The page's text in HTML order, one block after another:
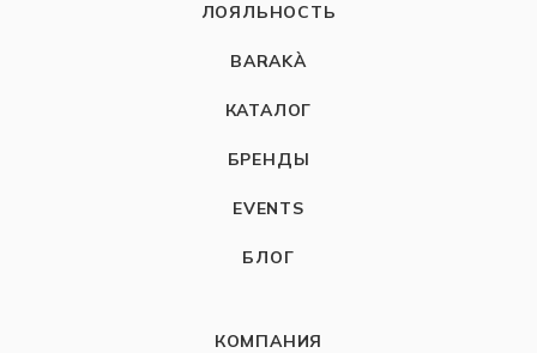
ЛОЯЛЬНОСТЬ
BARAKÀ
КАТАЛОГ
БРЕНДЫ
EVENTS
БЛОГ
КОМПАНИЯ